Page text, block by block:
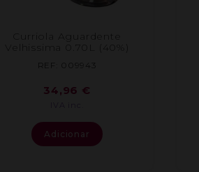
Curriola Aguardente
Velhissima 0.70L (40%)
REF: 009943
34,96 €
Adicionar